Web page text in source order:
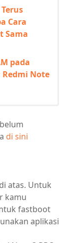
Cara
Sama
pada
Note
di sini
atas. Untuk
kamu
fastboot
aplikasi